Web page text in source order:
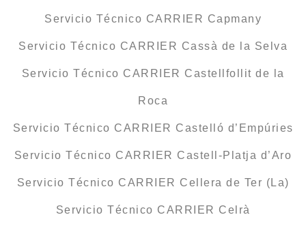
Servicio Técnico CARRIER Capmany
Servicio Técnico CARRIER Cassà de la Selva
Servicio Técnico CARRIER Castellfollit de la
Roca
Servicio Técnico CARRIER Castelló d’Empúries
Servicio Técnico CARRIER Castell-Platja d’Aro
Servicio Técnico CARRIER Cellera de Ter (La)
Servicio Técnico CARRIER Celrà